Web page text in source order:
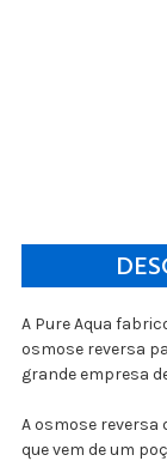
A Pure Aqua
osmose reversa
grande empresa
A osmose reversa
que vem de um